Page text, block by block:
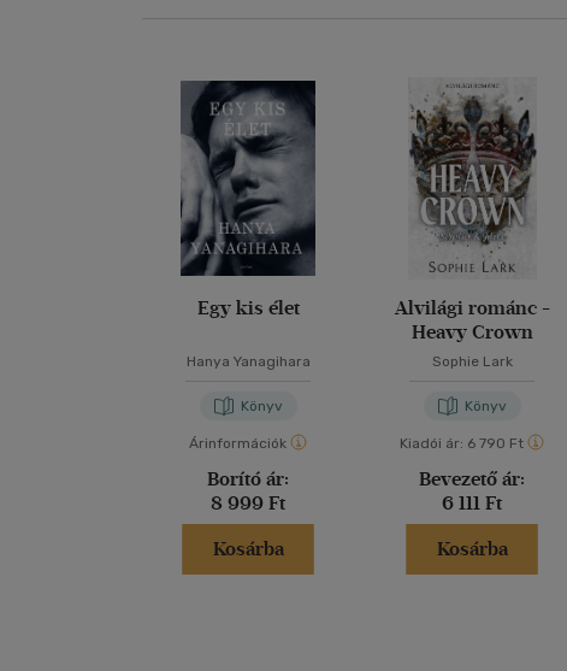
Egy kis élet
Hanya Yanagihara
Könyv
Árinformációk
Borító ár:
8 999 Ft
Kosárba
Alvilági románc -
Heavy Crown
Sophie Lark
Könyv
Kiadói ár: 6 790 Ft
Bevezető ár:
6 111 Ft
Kosárba